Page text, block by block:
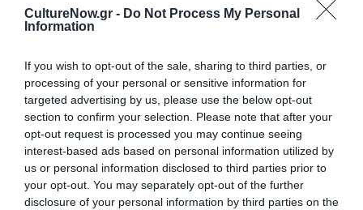
CultureNow.gr - Do Not Process My Personal
Information
If you wish to opt-out of the sale, sharing to third parties, or
processing of your personal or sensitive information for
targeted advertising by us, please use the below opt-out
section to confirm your selection. Please note that after your
opt-out request is processed you may continue seeing
interest-based ads based on personal information utilized by
us or personal information disclosed to third parties prior to
your opt-out. You may separately opt-out of the further
disclosure of your personal information by third parties on the
Νέοι Διαγωνισμοί ❯
ΔΩΡΕΑΝ ΕΚΔΗΛΩΣΕΙΣ ΕΚΔΟΣΕΙΣ ΚΑΣΤΑΝΙΩΤΗ
Newsletter
Κάθε βδομάδα στο e-mail σας τα τελευταία νέα για
την Τέχνη και τον Πολιτισμό!